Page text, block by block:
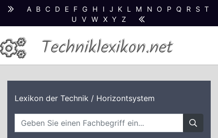
A B C D E F G H I J K L M N O P Q R S T
U
V W X Y Z
Techniklexikon.net
Lexikon der Technik / Horizontsystem